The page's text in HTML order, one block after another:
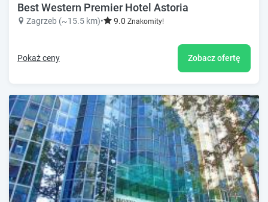
Best Western Premier Hotel Astoria
Zagrzeb (~15.5 km)• 9.0 Znakomity!
Pokaż ceny Zobacz ofertę